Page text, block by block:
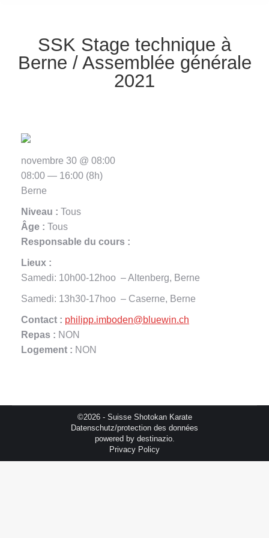
SSK Stage technique à
Berne / Assemblée générale
2021
Niveau : Tous
Âge : Tous
Responsable du cours :
Lieux :
Samedi: 10h00-12hoo – Altenberg, Berne
Samedi: 13h30-17hoo – Caserne, Berne
Contact : philipp.imboden@bluewin.ch
Repas : NON
Logement : NON
novembre 30 @ 08:00
08:00 — 16:00 (8h)
Berne
©2026 - Suisse Shotokan Karate
Datenschutz/protection des données
powered by destinazio.
Privacy Policy